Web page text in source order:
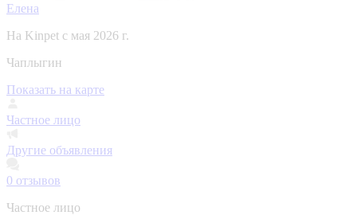
Елена
На Kinpet c мая 2026 г.
Чаплыгин
Показать на карте
Частное лицо
Другие объявления
0 отзывов
Частное лицо